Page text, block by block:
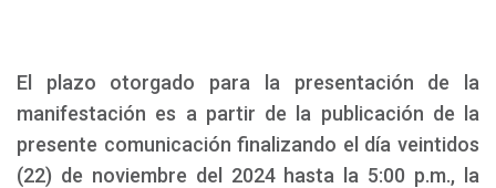
El plazo otorgado para la presentación de la
manifestación es a partir de la publicación de la
presente comunicación finalizando el día veintidos
(22) de noviembre del 2024 hasta la 5:00 p.m., la